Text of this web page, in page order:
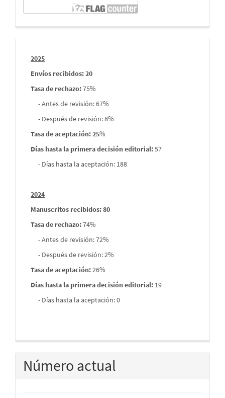
Informes
envios
2025
Envíos recibidos: 20
Tasa de rechazo:75%
- Antes de revisión: 67%
- Después de revisión: 8%
Tasa de aceptación: 25%
Días hasta la primera decisión editorial:57
- Días hasta la aceptación: 188
2024
Manuscritos recibidos: 80
Tasa de rechazo:74%
- Antes de revisión: 72%
- Después de revisión: 2%
Tasa de aceptación:26%
Días hasta la primera decisión editorial: 19
- Días hasta la aceptación: 0
Número actual